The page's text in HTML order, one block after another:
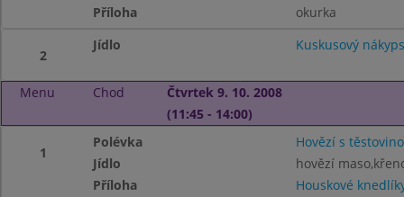
Příloha
okurka
2
Jídlo Kuskusový
Menu Chod
Čtvrtek 9. 10. 2008
(11:45 - 14:00)
1
Polévka
Hovězí s
Jídlo
hovězí
Příloha
Houskové